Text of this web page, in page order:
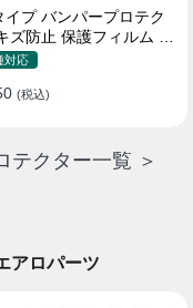
イプ バンパープロテク
ズ防止 保護フィルム 取
単 フィット感抜群
対応
(税込)
テクター一覧 ＞
アロパーツ